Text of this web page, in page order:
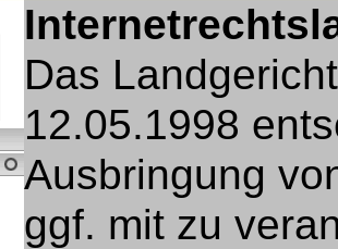
Das
12.05.1998
Ausbringung
ggf. mit zu